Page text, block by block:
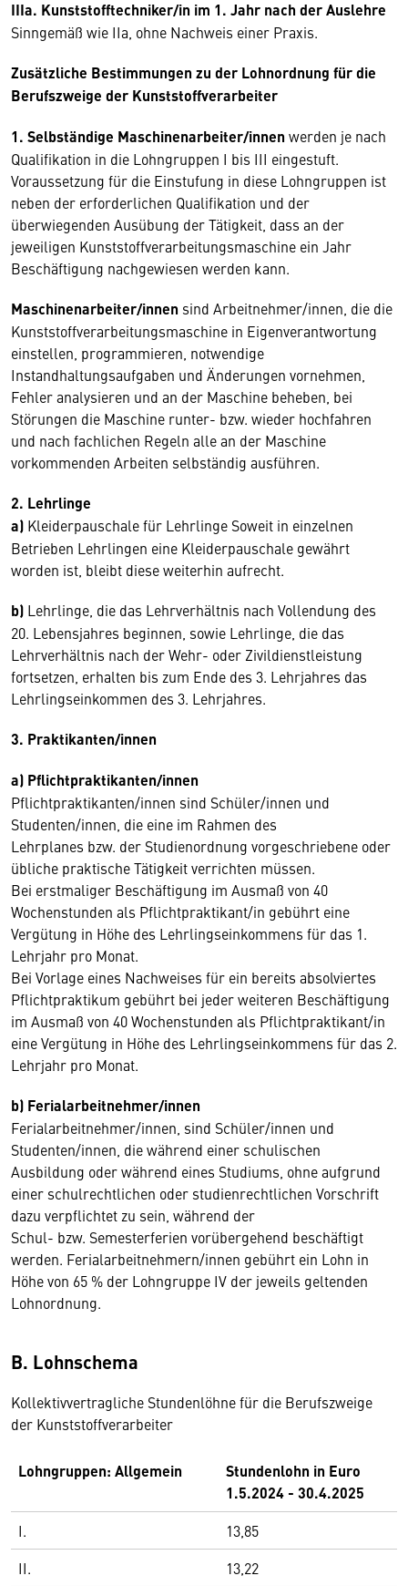
IIIa. Kunststofftechniker/in im 1. Jahr nach der Auslehre
Sinngemäß wie IIa, ohne Nachweis einer Praxis.
Zusätzliche Bestimmungen zu der Lohnordnung für die
Berufszweige der Kunststoffverarbeiter
1. Selbständige Maschinenarbeiter/innen werden je nach
Qualifikation in die Lohngruppen I bis III eingestuft.
Voraussetzung für die Einstufung in diese Lohngruppen ist
neben der erforderlichen Qualifikation und der
überwiegenden Ausübung der Tätigkeit, dass an der
jeweiligen Kunststoffverarbeitungsmaschine ein Jahr
Beschäftigung nachgewiesen werden kann.
Maschinenarbeiter/innen sind Arbeitnehmer/innen, die die
Kunststoffverarbeitungsmaschine in Eigenverantwortung
einstellen, programmieren, notwendige
Instandhaltungsaufgaben und Änderungen vornehmen,
Fehler analysieren und an der Maschine beheben, bei
Störungen die Maschine runter- bzw. wieder hochfahren
und nach fachlichen Regeln alle an der Maschine
vorkommenden Arbeiten selbständig ausführen.
2. Lehrlinge
a) Kleiderpauschale für Lehrlinge Soweit in einzelnen
Betrieben Lehrlingen eine Kleiderpauschale gewährt
worden ist, bleibt diese weiterhin aufrecht.
b) Lehrlinge, die das Lehrverhältnis nach Vollendung des
20. Lebensjahres beginnen, sowie Lehrlinge, die das
Lehrverhältnis nach der Wehr- oder Zivildienstleistung
fortsetzen, erhalten bis zum Ende des 3. Lehrjahres das
Lehrlingseinkommen des 3. Lehrjahres.
3. Praktikanten/innen
a) Pflichtpraktikanten/innen
Pflichtpraktikanten/innen sind Schüler/innen und
Studenten/innen, die eine im Rahmen des
Lehrplanes bzw. der Studienordnung vorgeschriebene oder
übliche praktische Tätigkeit verrichten müssen.
Bei erstmaliger Beschäftigung im Ausmaß von 40
Wochenstunden als Pflichtpraktikant/in gebührt eine
Vergütung in Höhe des Lehrlingseinkommens für das 1.
Lehrjahr pro Monat.
Bei Vorlage eines Nachweises für ein bereits absolviertes
Pflichtpraktikum gebührt bei jeder weiteren Beschäftigung
im Ausmaß von 40 Wochenstunden als Pflichtpraktikant/in
eine Vergütung in Höhe des Lehrlingseinkommens für das 2.
Lehrjahr pro Monat.
b) Ferialarbeitnehmer/innen
Ferialarbeitnehmer/innen, sind Schüler/innen und
Studenten/innen, die während einer schulischen
Ausbildung oder während eines Studiums, ohne aufgrund
einer schulrechtlichen oder studienrechtlichen Vorschrift
dazu verpflichtet zu sein, während der
Schul- bzw. Semesterferien vorübergehend beschäftigt
werden. Ferialarbeitnehmern/innen gebührt ein Lohn in
Höhe von 65 % der Lohngruppe IV der jeweils geltenden
Lohnordnung.
B. Lohnschema
Kollektivvertragliche Stundenlöhne für die Berufszweige
der Kunststoffverarbeiter
Lohngruppen: Allgemein
Stundenlohn in Euro
1.5.2024 - 30.4.2025
I.
13,85
II.
13,22